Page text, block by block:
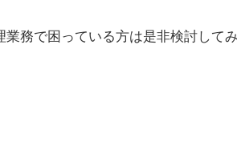
務で困っている方は是非検討してみ